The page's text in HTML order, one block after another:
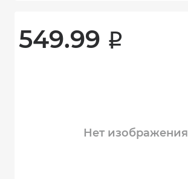
549.99 i
Нет изображения